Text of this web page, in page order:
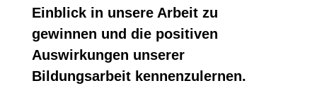
Einblick in unsere Arbeit zu
gewinnen und die positiven
Auswirkungen unserer
Bildungsarbeit kennenzulernen.